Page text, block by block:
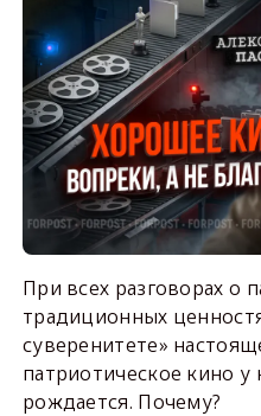
При всех разговорах о
традиционных
суверенитете»
патриотическое кино у
рождается. Почему?